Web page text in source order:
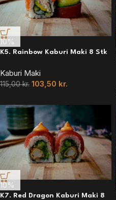
10%
K5. Rainbow Kaburi Maki 8 Stk
Kaburi Maki
115,00kr. 103,50 kr.
10%
K7. Red Dragon Kaburi Maki 8